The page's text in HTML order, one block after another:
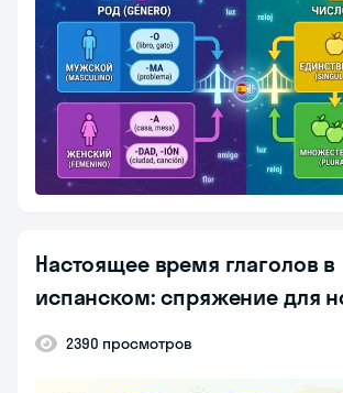
Настоящее время глаголов в
испанском: спряжение для
2390 просмотров